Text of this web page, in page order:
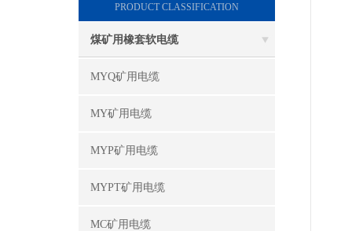
PRODUCT CLASSIFICATION
煤矿用橡套软电缆
MYQ矿用电缆
MY矿用电缆
MYP矿用电缆
MYPT矿用电缆
MC矿用电缆